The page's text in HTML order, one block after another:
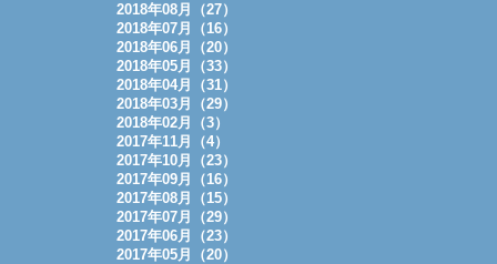
2018年08月（27）
2018年07月（16）
2018年06月（20）
2018年05月（33）
2018年04月（31）
2018年03月（29）
2018年02月（3）
2017年11月（4）
2017年10月（23）
2017年09月（16）
2017年08月（15）
2017年07月（29）
2017年06月（23）
2017年05月（20）